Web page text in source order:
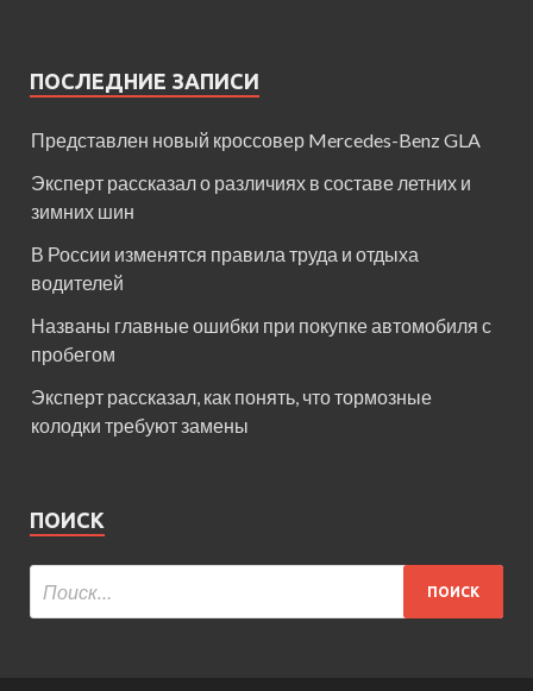
ПОСЛЕДНИЕ ЗАПИСИ
Представлен новый кроссовер Mercedes-Benz GLA
Эксперт рассказал о различиях в составе летних и
зимних шин
В России изменятся правила труда и отдыха
водителей
Названы главные ошибки при покупке автомобиля с
пробегом
Эксперт рассказал, как понять, что тормозные
колодки требуют замены
ПОИСК